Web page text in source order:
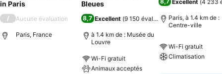
in Paris
/ Aucune évaluation
Paris, France
Bleues
8,7 Excellent (9 150 évaluations)
à 1.4 km de : Musée du
Louvre
Wi-Fi gratuit
Animaux acceptés
Excellent (4 233
Paris, à 1.4 km de :
Centre-ville
Wi-Fi gratuit
Climatisation